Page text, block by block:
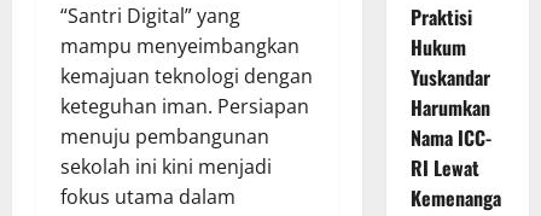
“Santri Digital” yang
mampu menyeimbangkan
kemajuan teknologi dengan
keteguhan iman. Persiapan
menuju pembangunan
sekolah ini kini menjadi
fokus utama dalam
Praktisi
Hukum
Yuskandar
Harumkan
Nama ICC-
RI Lewat
Kemenanga